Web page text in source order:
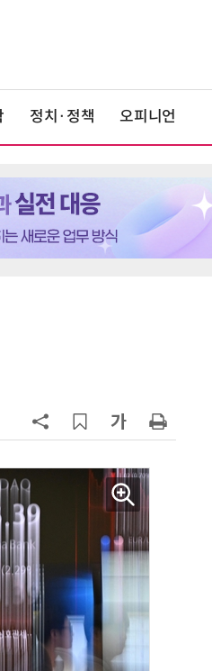
정치·정책 오피니언
수 코인, 두나무가 보관한
지 막아라”…중소 가전 기업,
'총력전'
등에 매수 사이드카 발동
매입 나섰지만…개인투자자
자 '외면'